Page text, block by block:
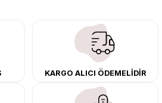
body kit uygulamalarıyla aracınızın
üst seviyeye taşıyabilirsiniz.
ve uzun ömürlüdür. İstanbul’daki montaj
yapıyor, Türkiye’nin her yerine güvenli
Aracınıza değer katmak için doğru
KARGO ALICI ÖDEMELİDİR